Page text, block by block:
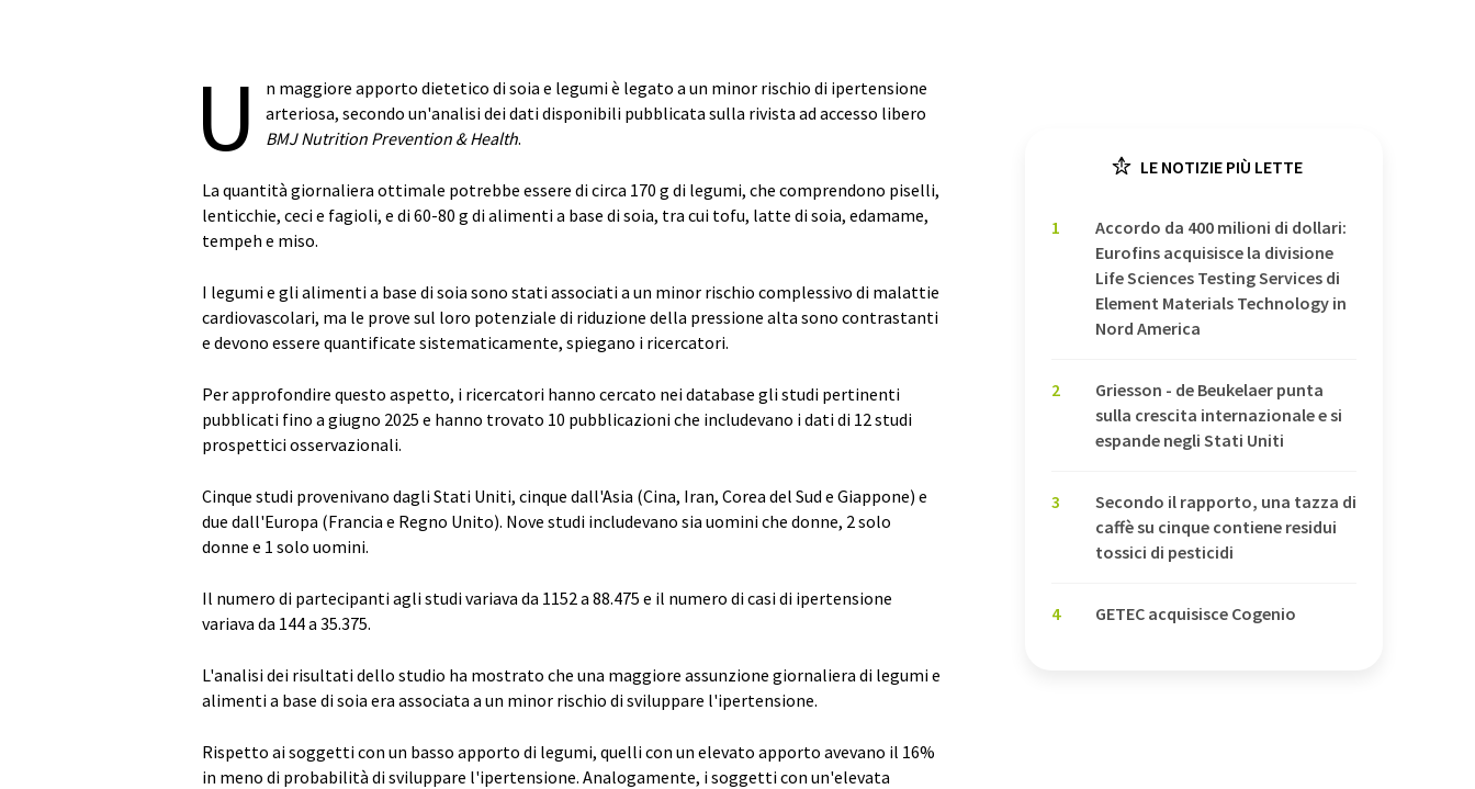
U
n maggiore apporto dietetico di soia e legumi è legato a un minor rischio di ipertensione
arteriosa, secondo un'analisi dei dati disponibili pubblicata sulla rivista ad accesso libero
BMJ Nutrition Prevention & Health.
La quantità giornaliera ottimale potrebbe essere di circa 170 g di legumi, che comprendono piselli,
lenticchie, ceci e fagioli, e di 60-80 g di alimenti a base di soia, tra cui tofu, latte di soia, edamame,
tempeh e miso.
I legumi e gli alimenti a base di soia sono stati associati a un minor rischio complessivo di malattie
cardiovascolari, ma le prove sul loro potenziale di riduzione della pressione alta sono contrastanti
e devono essere quantificate sistematicamente, spiegano i ricercatori.
Per approfondire questo aspetto, i ricercatori hanno cercato nei database gli studi pertinenti
pubblicati fino a giugno 2025 e hanno trovato 10 pubblicazioni che includevano i dati di 12 studi
prospettici osservazionali.
Cinque studi provenivano dagli Stati Uniti, cinque dall'Asia (Cina, Iran, Corea del Sud e Giappone) e
due dall'Europa (Francia e Regno Unito). Nove studi includevano sia uomini che donne, 2 solo
donne e 1 solo uomini.
Il numero di partecipanti agli studi variava da 1152 a 88.475 e il numero di casi di ipertensione
variava da 144 a 35.375.
L'analisi dei risultati dello studio ha mostrato che una maggiore assunzione giornaliera di legumi e
alimenti a base di soia era associata a un minor rischio di sviluppare l'ipertensione.
Rispetto ai soggetti con un basso apporto di legumi, quelli con un elevato apporto avevano il 16%
in meno di probabilità di sviluppare l'ipertensione. Analogamente, i soggetti con un'elevata
LE NOTIZIE PIÙ LETTE
1
Accordo da 400 milioni di dollari:
Eurofins acquisisce la divisione
Life Sciences Testing Services di
Element Materials Technology in
Nord America
2
Griesson - de Beukelaer punta
sulla crescita internazionale e si
espande negli Stati Uniti
3
Secondo il rapporto, una tazza di
caffè su cinque contiene residui
tossici di pesticidi
4 GETEC acquisisce Cogenio